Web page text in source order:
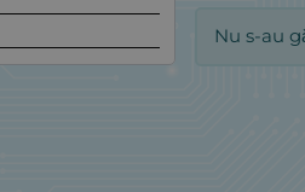
Nu s-au